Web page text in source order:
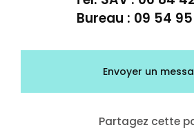
Bureau : 09 54
Envoyer un
Partagez cette